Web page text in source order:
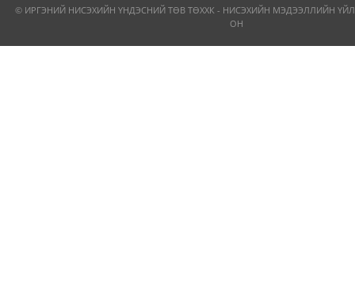
© ИРГЭНИЙ НИСЭХИЙН ҮНДЭСНИЙ ТӨВ ТӨХХК - НИСЭХИЙН МЭДЭЭЛЛИЙН
ОН